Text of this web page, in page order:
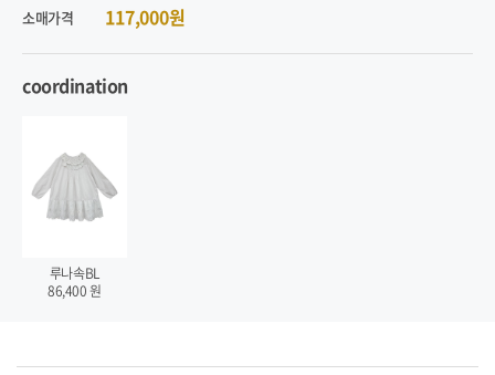
소매가격 117,000원
coordination
루나속BL
86,400원